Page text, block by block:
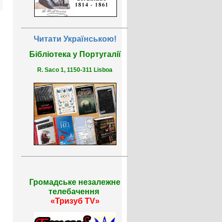
Читати Українською!
Бібліотека у Португалії
R. Saco 1, 1150-311 Lisboa
Громадське незалежне
телебачення
«Тризуб TV»